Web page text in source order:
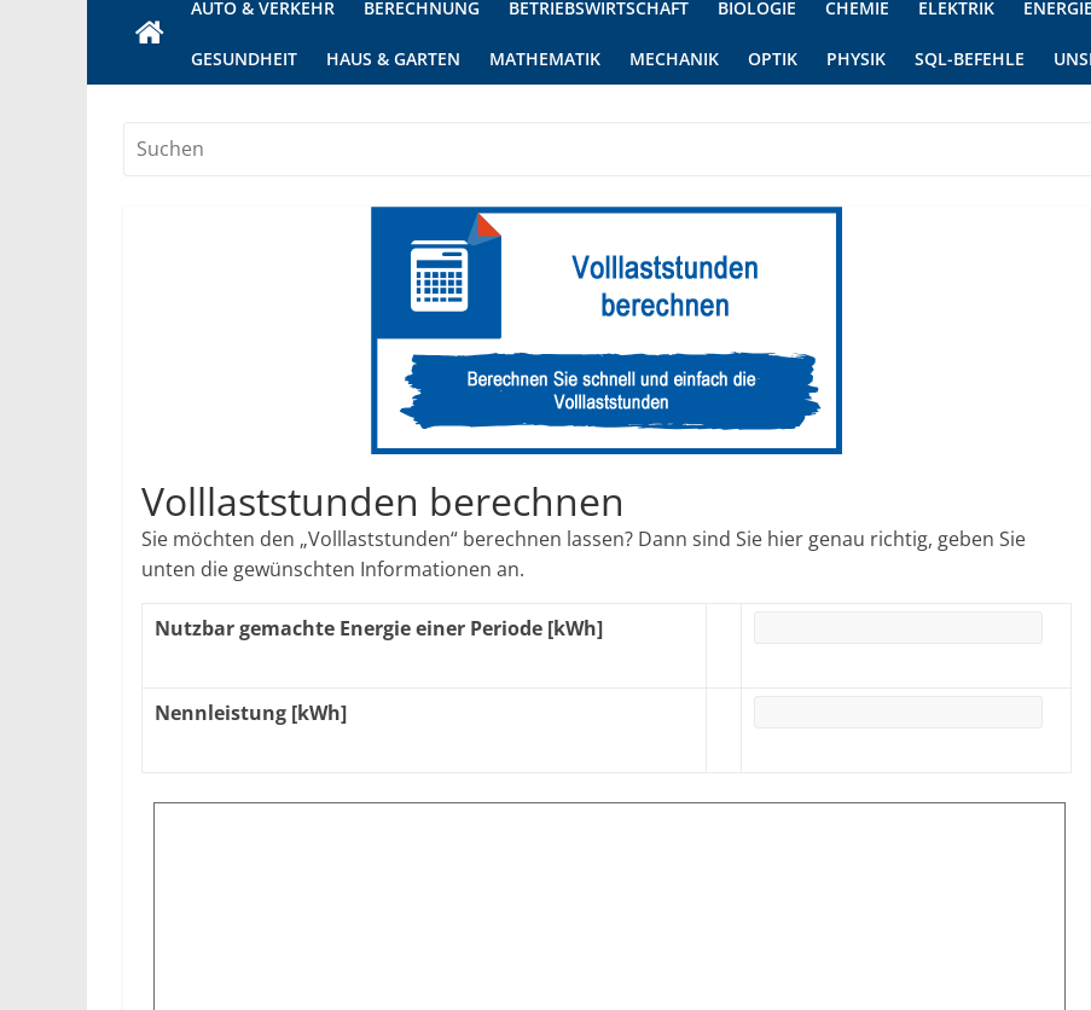
AUTO & VERKEHR BERECHNUNG BETRIEBSWIRTSCHAFT BIOLOGIE CHEMIE ELEKTRIK ENERGIE
GESUNDHEIT HAUS & GARTEN MATHEMATIK MECHANIK OPTIK PHYSIK SQL-BEFEHLE
Volllaststunden berechnen
Sie möchten den „Volllaststunden“ berechnen lassen? Dann sind Sie hier genau richtig, geben Sie
unten die gewünschten Informationen an.
Nutzbar gemachte Energie einer Periode [kWh]
Nennleistung [kWh]